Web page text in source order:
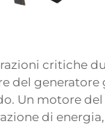
critiche
del
Un motore
di